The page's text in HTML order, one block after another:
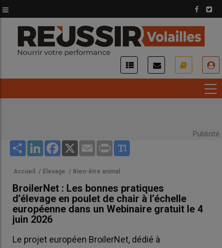
au
contenu
principal
Publicité
Share LinkedInFacebook
X Email Print
Accueil / Élevage / Bien-être animal
BroilerNet : Les bonnes pratiques
d’élevage en poulet de chair à l’échelle
européenne dans un Webinaire gratuit le 4
juin 2026
Le projet européen BroilerNet, dédié à